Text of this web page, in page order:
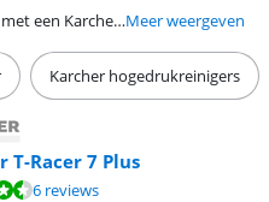
Snel je terras schoonmaken doe je met een Karcher terrasreiniger. Deze terrasreinigers zijn geschikt voor bepaalde Karcher hogedrukreinigers en hebben roterende sproeiers. Dankzij de roterende sproeiers in de Karcher terrasreiniger, maak je het terras snel en spatvrij schoon. Zo kun jij weer snel genieten van een goed boek op je schone terras.Meer weergeven
Karcher hogedrukreinigers
T-Racer 7 Plus
op 6 reviews.
6 reviews